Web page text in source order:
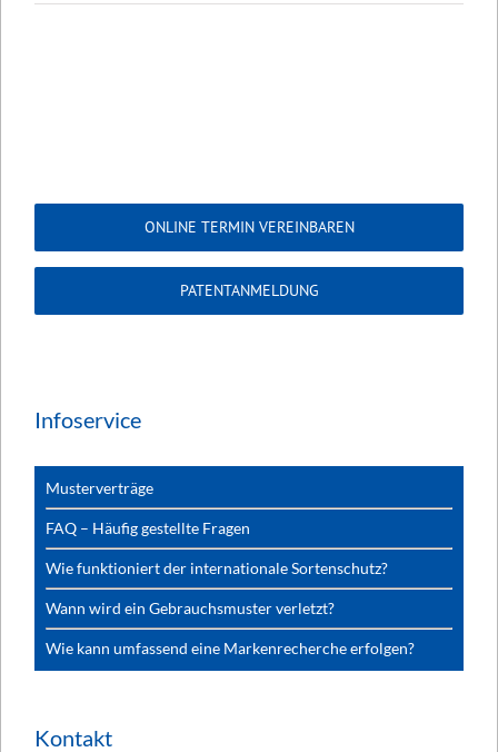
ONLINE TERMIN VEREINBAREN
PATENTANMELDUNG
Infoservice
Musterverträge
FAQ – Häufig gestellte Fragen
Wie funktioniert der internationale Sortenschutz?
Wann wird ein Gebrauchsmuster verletzt?
Wie kann umfassend eine Markenrecherche erfolgen?
Kontakt